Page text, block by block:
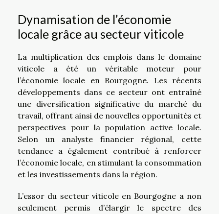
Dynamisation de l’économie
locale grâce au secteur viticole
La multiplication des emplois dans le domaine
viticole a été un véritable moteur pour
l’économie locale en Bourgogne. Les récents
développements dans ce secteur ont entraîné
une diversification significative du marché du
travail, offrant ainsi de nouvelles opportunités et
perspectives pour la population active locale.
Selon un analyste financier régional, cette
tendance a également contribué à renforcer
l’économie locale, en stimulant la consommation
et les investissements dans la région.
L’essor du secteur viticole en Bourgogne a non
seulement permis d’élargir le spectre des